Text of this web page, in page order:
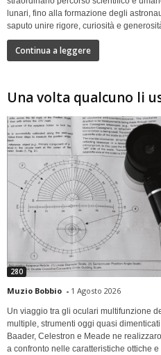
lunari, fino alla formazione degli
saputo unire rigore, curiosità e
Continua a leggere
Una volta qualcuno li
280
Muzio Bobbio - 1 Agosto 2026
Un viaggio tra gli oculari multifunzione
multiple, strumenti oggi quasi
Baader, Celestron e Meade ne
a confronto nelle caratteristiche ottiche